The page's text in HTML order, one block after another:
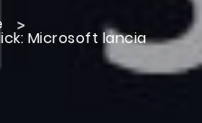
Microsoft lancia